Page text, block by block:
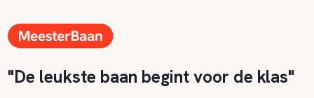
"De leukste baan begint voor de klas"